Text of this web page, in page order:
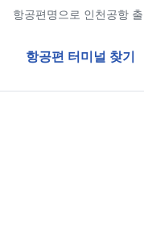
항공편명으로 인천공항
항공편 터미널 찾기